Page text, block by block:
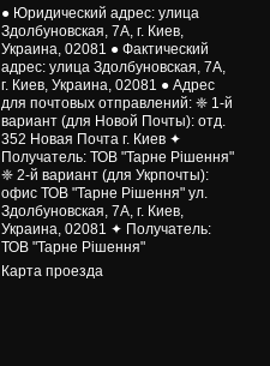
● Юридический адрес: улица
Здолбуновская, 7А, г. Киев,
Украина, 02081 ● Фактический
адрес: улица Здолбуновская, 7А,
г. Киев, Украина, 02081 ● Адрес
для почтовых отправлений: ❈ 1-й
вариант (для Новой Почты): отд.
352 Новая Почта г. Киев ✦
Получатель: ТОВ "Тарне Рішення"
❈ 2-й вариант (для Укрпочты):
офис ТОВ "Тарне Рішення" ул.
Здолбуновская, 7А, г. Киев,
Украина, 02081 ✦ Получатель:
ТОВ "Тарне Рішення"
Карта проезда